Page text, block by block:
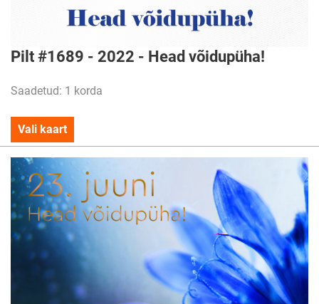
Pilt #1689 - 2022 - Head võidupüha!
Saadetud: 1 korda
Vali kaart